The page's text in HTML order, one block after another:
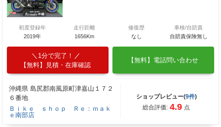
初度登録年
2019年
走行距離
1656Km
修復歴
なし
車検/自賠責
自賠責保険無し
1分で完了！
【無料】見積・在庫確認
【無料】電話問い合わせ
沖縄県 島尻郡南風原町津嘉山１７２
６番地
Ｂｉｋｅ ｓｈｏｐ Ｒｅ：ｍａｋ
ｅ南部店
ショップレビュー(9件)
総合評価: 4.9 点